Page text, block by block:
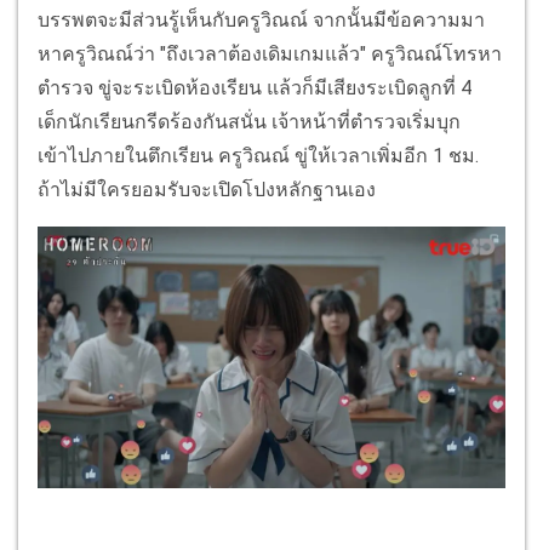
บรรพตจะมีส่วนรู้เห็นกับครูวิณณ์ จากนั้นมีข้อความมา
หาครูวิณณ์ว่า "ถึงเวลาต้องเดิมเกมแล้ว" ครูวิณณ์โทรหา
ตำรวจ ขู่จะระเบิดห้องเรียน แล้วก็มีเสียงระเบิดลูกที่ 4
เด็กนักเรียนกรีดร้องกันสนั่น เจ้าหน้าที่ตำรวจเริ่มบุก
เข้าไปภายในตึกเรียน ครูวิณณ์ ขู่ให้เวลาเพิ่มอีก 1 ชม.
ถ้าไม่มีใครยอมรับจะเปิดโปงหลักฐานเอง